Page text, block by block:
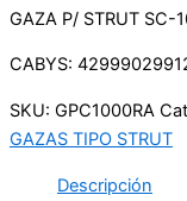
GAZA P/ STRUT SC-
CABYS:
SKU: GPC1000RA
GAZAS TIPO STRUT
Descripción